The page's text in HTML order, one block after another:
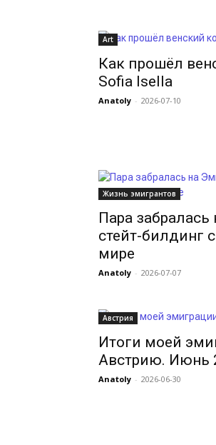
Art
Как прошёл
Sofia Isella
Anatoly - 2026-07-10
Жизнь эмигрантов
Пара
стейт-билдинг
мире
Anatoly - 2026-07-07
Австрия
Итоги моей
Австрию. Июнь
Anatoly - 2026-06-30